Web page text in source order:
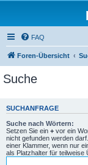
FAQ
Foren-Übersicht
Suche
SUCHANFRAGE
Suche nach Wörtern:
Setzen Sie ein + vor ein
nicht gefunden werden
einer Klammer, wenn nur
als Platzhalter für teilweise